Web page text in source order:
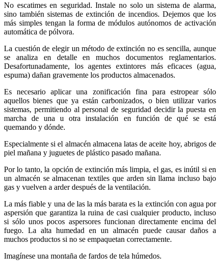
No escatimes en seguridad. Instale no solo un sistema de alarma,
sino también sistemas de extinción de incendios. Dejemos que los
más simples tengan la forma de módulos autónomos de activación
automática de pólvora.
La cuestión de elegir un método de extinción no es sencilla, aunque
se analiza en detalle en muchos documentos reglamentarios.
Desafortunadamente, los agentes extintores más eficaces (agua,
espuma) dañan gravemente los productos almacenados.
Es necesario aplicar una zonificación fina para estropear sólo
aquellos bienes que ya están carbonizados, o bien utilizar varios
sistemas, permitiendo al personal de seguridad decidir la puesta en
marcha de una u otra instalación en función de qué se está
quemando y dónde.
Especialmente si el almacén almacena latas de aceite hoy, abrigos de
piel mañana y juguetes de plástico pasado mañana.
Por lo tanto, la opción de extinción más limpia, el gas, es inútil si en
un almacén se almacenan textiles que arden sin llama incluso bajo
gas y vuelven a arder después de la ventilación.
La más fiable y una de las la más barata es la extinción con agua por
aspersión que garantiza la ruina de casi cualquier producto, incluso
si sólo unos pocos aspersores funcionan directamente encima del
fuego. La alta humedad en un almacén puede causar daños a
muchos productos si no se empaquetan correctamente.
Imagínese una montaña de fardos de tela húmedos.